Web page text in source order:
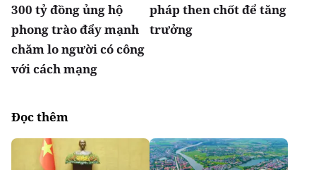
300 tỷ đồng ủng hộ
phong trào đẩy mạnh
chăm lo người có công
với cách mạng
pháp then chốt để tăng
trưởng
Đọc thêm